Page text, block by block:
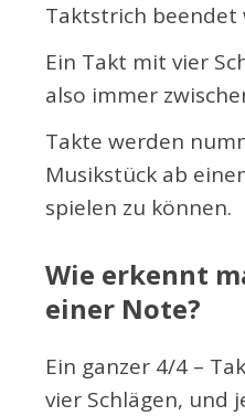
Taktstrich beendet
Ein Takt mit vier
also immer
Takte werden
Musikstück ab
spielen zu können.
Wie erkennt
einer Note?
Ein ganzer 4/4 –
vier Schlägen, und